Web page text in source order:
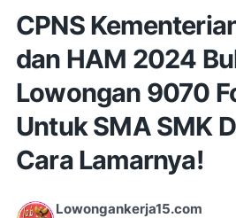
CPNS
dan HAM 2024
Lowongan 9070
Untuk SMA SMK
Cara Lamarnya!
Lowongankerja15.com